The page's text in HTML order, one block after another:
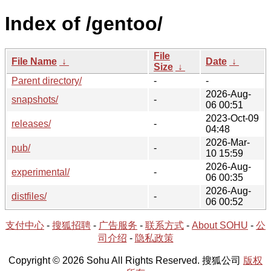
Index of /gentoo/
File Name ↓
File
Size ↓
Date ↓
Parent directory/
-
-
snapshots/
-
2026-Aug-
06 00:51
releases/
-
2023-Oct-09
04:48
pub/
-
2026-Mar-
10 15:59
experimental/
-
2026-Aug-
06 00:35
distfiles/
-
2026-Aug-
06 00:52
支付中心 - 搜狐招聘 - 广告服务 - 联系方式 - About SOHU - 公
司介绍 - 隐私政策
Copyright © 2026 Sohu All Rights Reserved. 搜狐公司 版权